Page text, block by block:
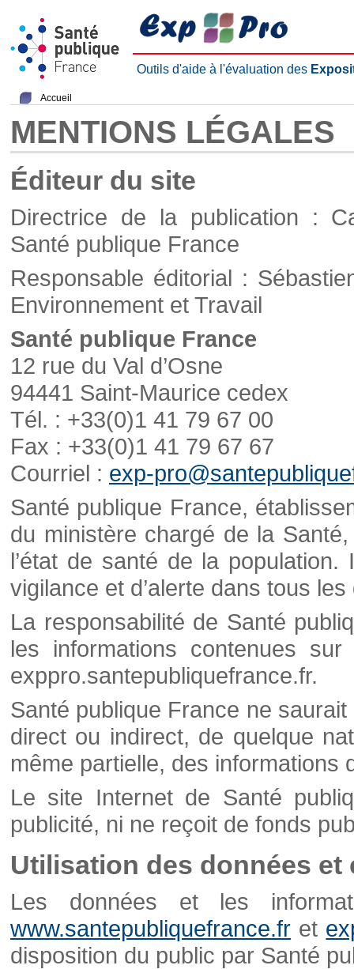
Outils d'aide à l'évaluation des
Accueil
MENTIONS LÉGALES
Éditeur du site
Directrice de la publication :
Santé publique France
Responsable éditorial :
Environnement et Travail
Santé publique France
12 rue du Val d’Osne
94441 Saint-Maurice cedex
Tél. : +33(0)1 41 79 67 00
Fax : +33(0)1 41 79 67 67
Courriel : exp-
Santé publique France,
du ministère chargé de la
l’état de santé de la
vigilance et d’alerte dans tous
La responsabilité de Santé
les informations contenues
exppro.santepubliquefrance.fr.
Santé publique France ne
direct ou indirect, de quelque
même partielle, des informations
Le site Internet de Santé
publicité, ni ne reçoit de fonds
Utilisation des données et
Les données et les
www.santepubliquefrance.fr et
disposition du public par Santé